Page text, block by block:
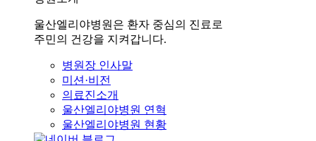
울산엘리야병원은 환자 중심의 진료로
주민의 건강을 지켜갑니다.
병원장 인사말
미션·비전
의료진소개
울산엘리야병원 연혁
울산엘리야병원 현황